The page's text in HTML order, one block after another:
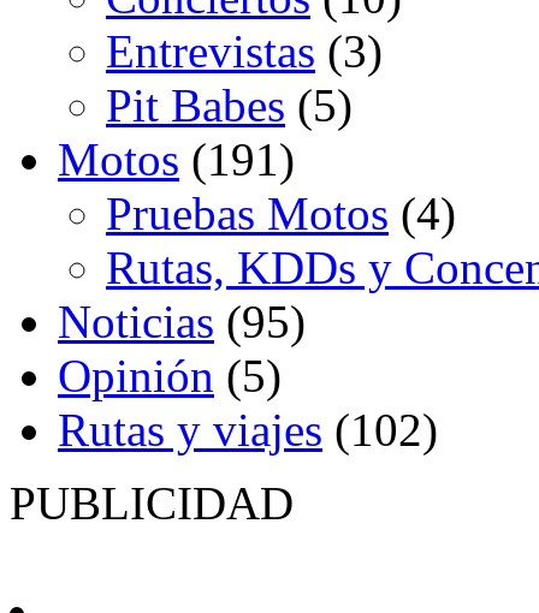
Entrevistas (3)
Pit Babes (5)
Motos (191)
Pruebas Motos (4)
Rutas, KDDs y
Noticias (95)
Opinión (5)
Rutas y viajes (102)
PUBLICIDAD